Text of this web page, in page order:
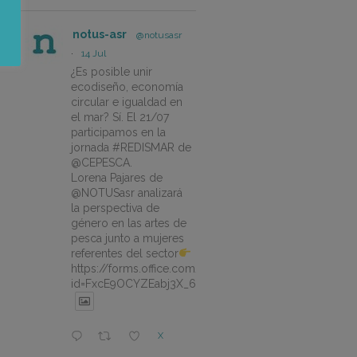
notus-asr
@notusasr
·
14 Jul
¿Es posible unir
ecodiseño, economía
circular e igualdad en
el mar? Sí. El 21/07
participamos en la
jornada #REDISMAR de
@CEPESCA.
Lorena Pajares de
@NOTUSasr analizará
la perspectiva de
género en las artes de
pesca junto a mujeres
referentes del sector
https://forms.office.com/pages/responsepage.aspx?
X